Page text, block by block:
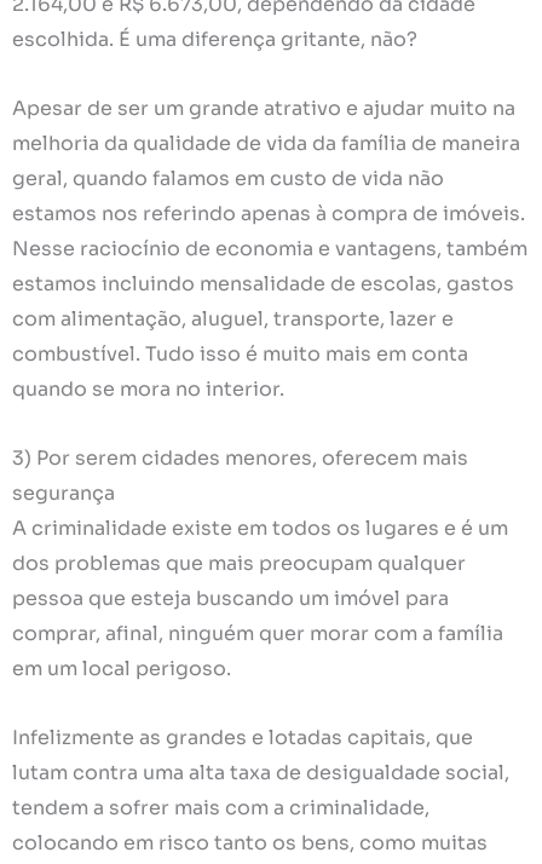
escolhida. É uma diferença gritante, não?
Apesar de ser um grande atrativo e ajudar muito na
melhoria da qualidade de vida da família de maneira
geral, quando falamos em custo de vida não
estamos nos referindo apenas à compra de imóveis.
Nesse raciocínio de economia e vantagens, também
estamos incluindo mensalidade de escolas, gastos
com alimentação, aluguel, transporte, lazer e
combustível. Tudo isso é muito mais em conta
quando se mora no interior.
3) Por serem cidades menores, oferecem mais
segurança
A criminalidade existe em todos os lugares e é um
dos problemas que mais preocupam qualquer
pessoa que esteja buscando um imóvel para
comprar, afinal, ninguém quer morar com a família
em um local perigoso.
Infelizmente as grandes e lotadas capitais, que
lutam contra uma alta taxa de desigualdade social,
tendem a sofrer mais com a criminalidade,
colocando em risco tanto os bens, como muitas